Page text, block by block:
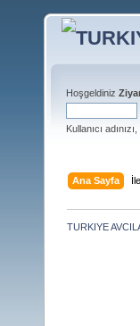
Hoşgeldiniz
Kullanıcı
Ana Sayfa
TURKIYE